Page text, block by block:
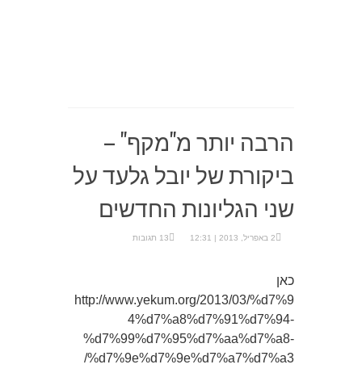
הרבה יותר מ"מקף" –
ביקורת של יובל גלעד על
שני הגליונות החדשים
2 באפריל, 2013 | 12:31 13 תגובות
כאן
http://www.yekum.org/2013/03/%d7%9
4%d7%a8%d7%91%d7%94-
%d7%99%d7%95%d7%aa%d7%a8-
%d7%9e%d7%9e%d7%a7%d7%a3/